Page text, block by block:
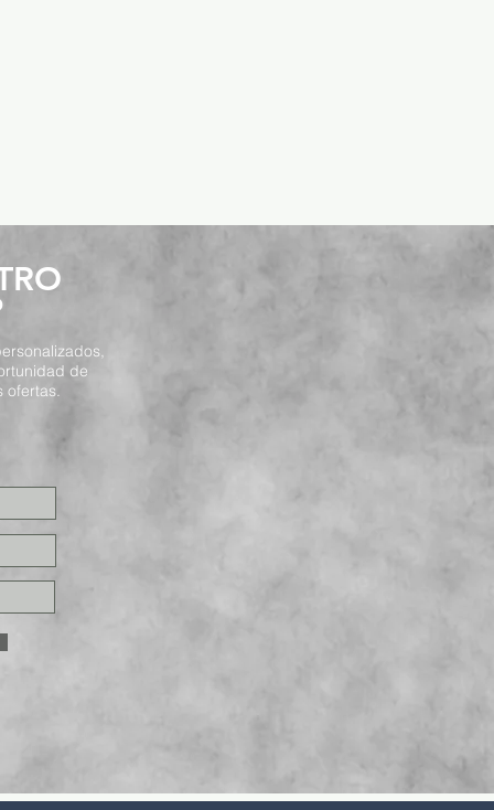
de
ofertas.